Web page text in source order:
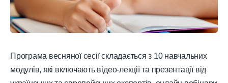
Програма весняної сесії складається з 10 навчальних
модулів, які включають відео-лекції та презентації від